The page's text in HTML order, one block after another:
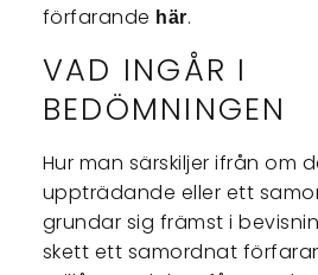
förfarande här.
VAD INGÅR I
BEDÖMNINGEN
Hur man särskiljer ifrån om
uppträdande eller ett
grundar sig främst i
skett ett samordnat